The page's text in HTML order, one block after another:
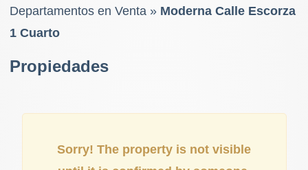
Departamentos en Venta» Moderna Calle Escorza
1 Cuarto
Propiedades
Sorry! The property is not visible